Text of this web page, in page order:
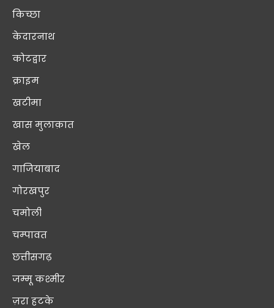
किच्छा
केदारनाथ
कोटद्वार
क्राइम
खटीमा
खास मुलाक़ात
खेल
गाजियाबाद
गोरखपुर
चमोली
चम्पावत
छत्तीसगढ़
जम्मू कश्मीर
ज़रा हटके